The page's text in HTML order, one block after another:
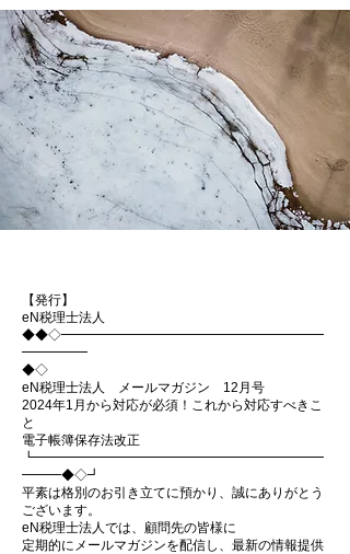
【発行】
eN税理士法人
◆◆◇━━━━━━━━━━━━━━━━━━━━
━━━━━
◆◇
eN税理士法人 メールマガジン 12月号
2024年1月から対応が必須！これから対応すべきこ
と
電子帳簿保存法改正
┗━━━━━━━━━━━━━━━━━━━━━━
━━━◆◇┛
平素は格別のお引き立てに預かり、誠にありがとう
ございます。
eN税理士法人では、顧問先の皆様に
定期的にメールマガジンを配信し、最新の情報提供